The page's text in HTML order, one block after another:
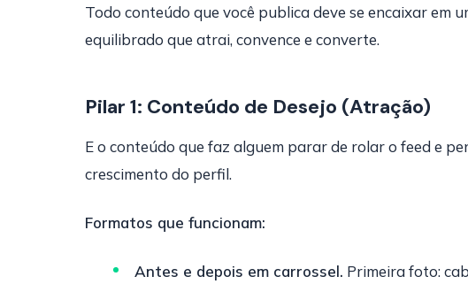
Todo conteúdo que você publica deve se encaixar em
equilibrado que atrai, convence e converte.
Pilar 1: Conteúdo de Desejo (Atração)
E o conteúdo que faz alguem parar de rolar o feed e
crescimento do perfil.
Formatos que funcionam:
Antes e depois em carrossel. Primeira foto: